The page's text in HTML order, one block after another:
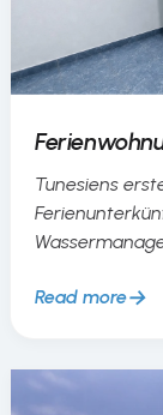
Tunesiens
Read more